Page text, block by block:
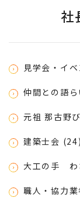
社
見学会・イ
仲間との語
元祖 那古野
建築士会 (24)
大工の手 わ
職人・協力